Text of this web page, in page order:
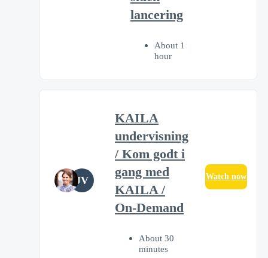
lancering
About 1
hour
JV
KAILA
undervisning
/ Kom godt i
gang med
KAILA /
On-Demand
About 30
minutes
Watch now